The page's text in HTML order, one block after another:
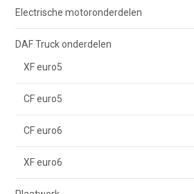
Electrische motoronderdelen
DAF Truck onderdelen
XF euro5
CF euro5
CF euro6
XF euro6